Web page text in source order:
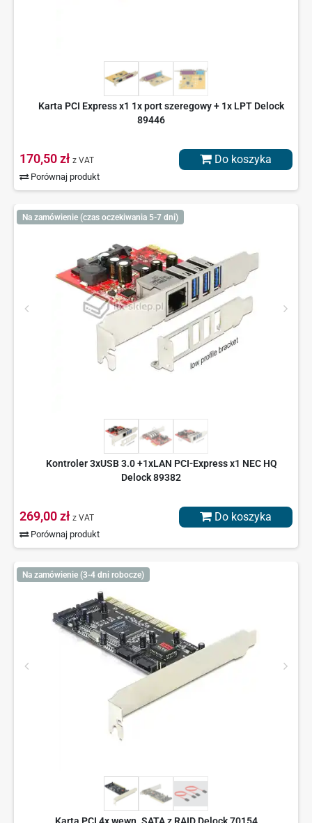
Karta PCI Express x1 1x port szeregowy + 1x LPT Delock
89446
170,50 zł z VAT
Porównaj produkt
Do koszyka
Na zamówienie (czas oczekiwania 5-7 dni)
Kontroler 3xUSB 3.0 +1xLAN PCI-Express x1 NEC HQ
Delock 89382
269,00 zł z VAT
Porównaj produkt
Do koszyka
Na zamówienie (3-4 dni robocze)